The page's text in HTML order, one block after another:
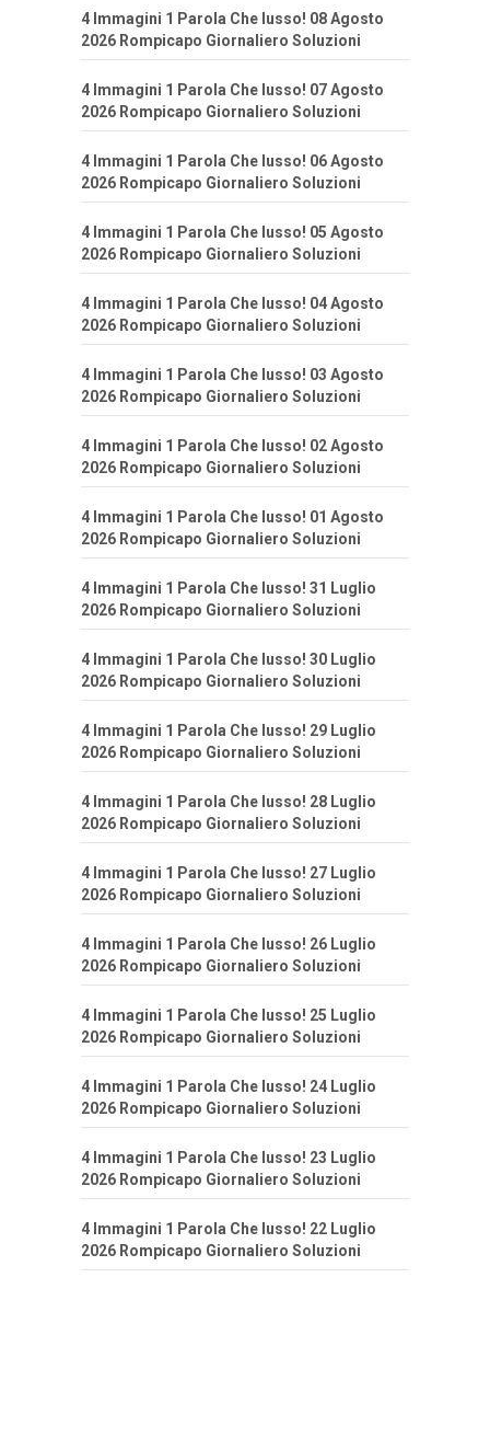
4 Immagini 1 Parola Che lusso! 08 Agosto
2026 Rompicapo Giornaliero Soluzioni
4 Immagini 1 Parola Che lusso! 07 Agosto
2026 Rompicapo Giornaliero Soluzioni
4 Immagini 1 Parola Che lusso! 06 Agosto
2026 Rompicapo Giornaliero Soluzioni
4 Immagini 1 Parola Che lusso! 05 Agosto
2026 Rompicapo Giornaliero Soluzioni
4 Immagini 1 Parola Che lusso! 04 Agosto
2026 Rompicapo Giornaliero Soluzioni
4 Immagini 1 Parola Che lusso! 03 Agosto
2026 Rompicapo Giornaliero Soluzioni
4 Immagini 1 Parola Che lusso! 02 Agosto
2026 Rompicapo Giornaliero Soluzioni
4 Immagini 1 Parola Che lusso! 01 Agosto
2026 Rompicapo Giornaliero Soluzioni
4 Immagini 1 Parola Che lusso! 31 Luglio
2026 Rompicapo Giornaliero Soluzioni
4 Immagini 1 Parola Che lusso! 30 Luglio
2026 Rompicapo Giornaliero Soluzioni
4 Immagini 1 Parola Che lusso! 29 Luglio
2026 Rompicapo Giornaliero Soluzioni
4 Immagini 1 Parola Che lusso! 28 Luglio
2026 Rompicapo Giornaliero Soluzioni
4 Immagini 1 Parola Che lusso! 27 Luglio
2026 Rompicapo Giornaliero Soluzioni
4 Immagini 1 Parola Che lusso! 26 Luglio
2026 Rompicapo Giornaliero Soluzioni
4 Immagini 1 Parola Che lusso! 25 Luglio
2026 Rompicapo Giornaliero Soluzioni
4 Immagini 1 Parola Che lusso! 24 Luglio
2026 Rompicapo Giornaliero Soluzioni
4 Immagini 1 Parola Che lusso! 23 Luglio
2026 Rompicapo Giornaliero Soluzioni
4 Immagini 1 Parola Che lusso! 22 Luglio
2026 Rompicapo Giornaliero Soluzioni